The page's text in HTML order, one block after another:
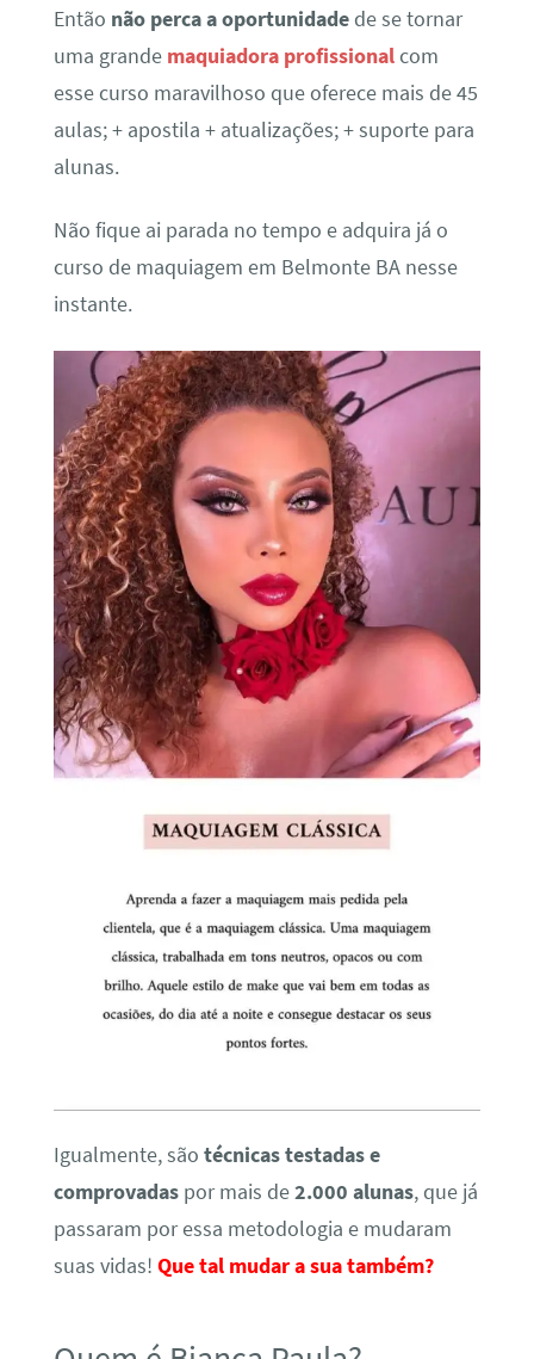
Então não perca a oportunidadede se tornar
uma grande maquiadora profissionalcom
esse curso maravilhoso que oferece mais de 45
aulas; + apostila + atualizações; + suporte para
alunas.
Não fique ai parada no tempo e adquira já o
curso de maquiagem em Belmonte BA nesse
instante.
Igualmente, são técnicas testadas e
comprovadaspor mais de2.000 alunas, que já
passaram por essa metodologia e mudaram
suas vidas! Que tal mudar a sua também?